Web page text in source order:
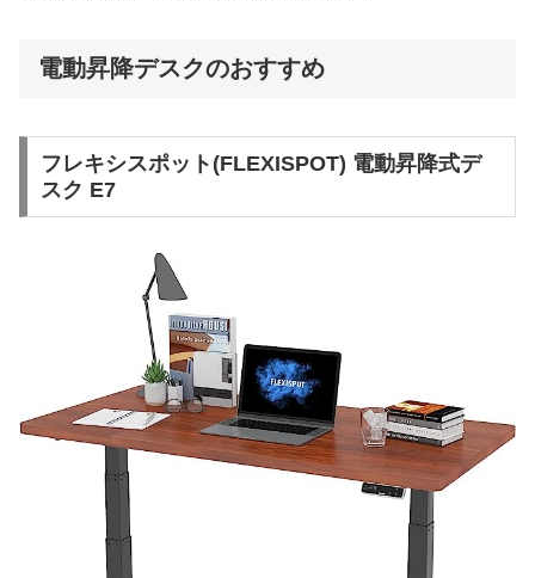
電動昇降デスクのおすすめ
フレキシスポット(FLEXISPOT) 電動昇降式デ
スク E7